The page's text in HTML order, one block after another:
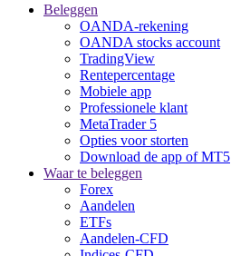
Beleggen
OANDA-rekening
OANDA stocks account
TradingView
Rentepercentage
Mobiele app
Professionele klant
MetaTrader 5
Opties voor storten
Download de app of MT5
Waar te beleggen
Forex
Aandelen
ETFs
Aandelen-CFD